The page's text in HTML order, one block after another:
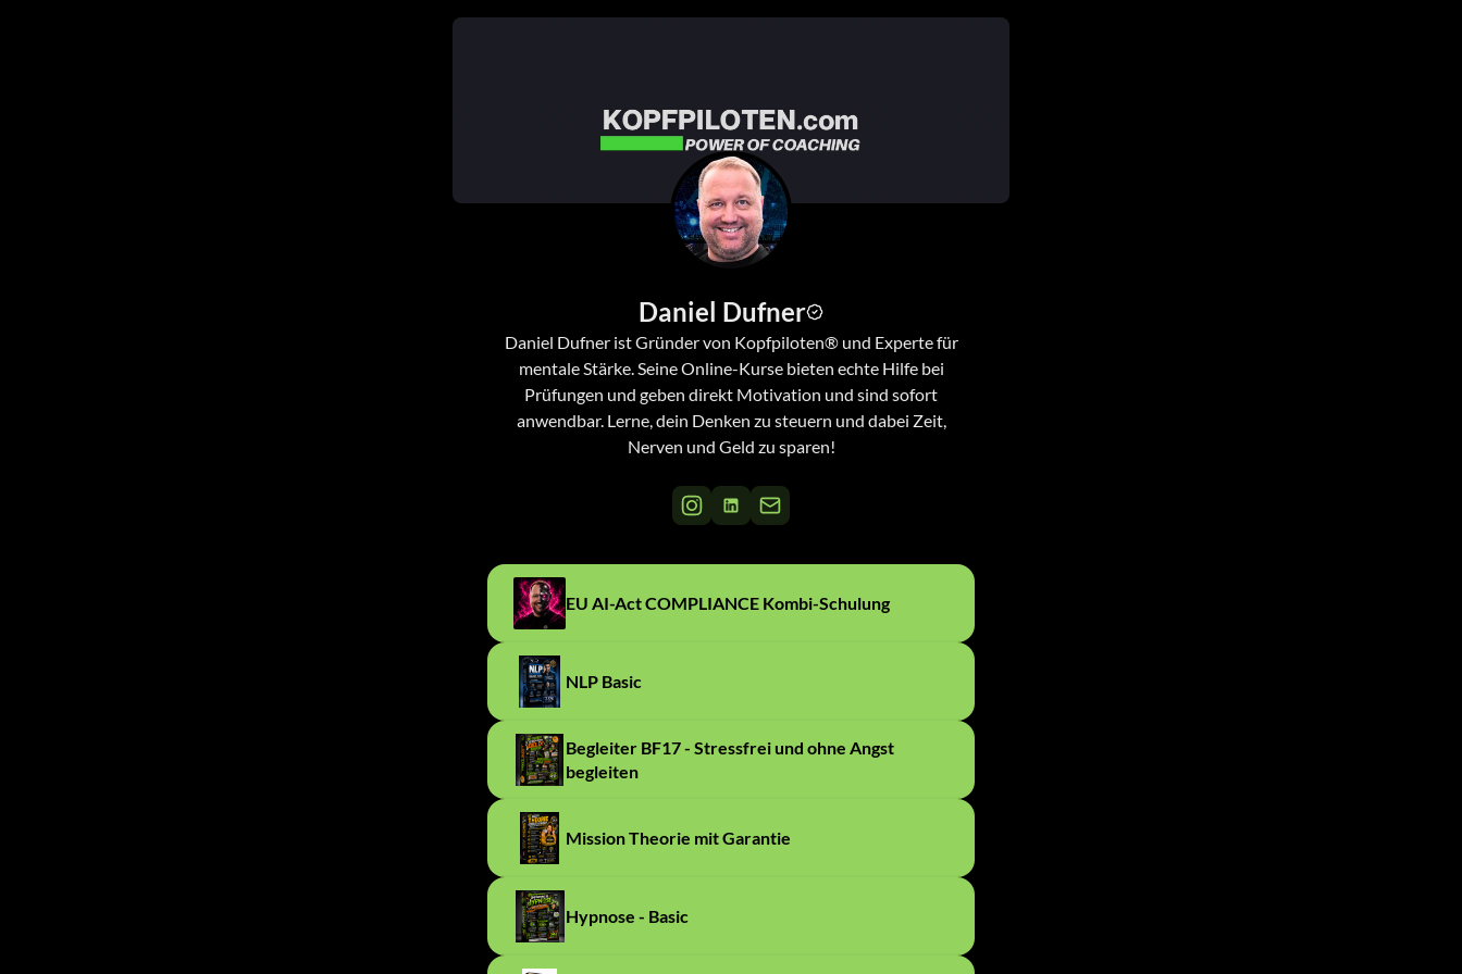
Daniel Dufner
Daniel Dufner ist Gründer von Kopfpiloten® und Experte für
mentale Stärke. Seine Online-Kurse bieten echte Hilfe bei
Prüfungen und geben direkt Motivation und sind sofort
anwendbar. Lerne, dein Denken zu steuern und dabei Zeit,
Nerven und Geld zu sparen!
EU AI-Act COMPLIANCE Kombi-Schulung
NLP Basic
Begleiter BF17 - Stressfrei und ohne Angst
begleiten
Mission Theorie mit Garantie
Hypnose - Basic